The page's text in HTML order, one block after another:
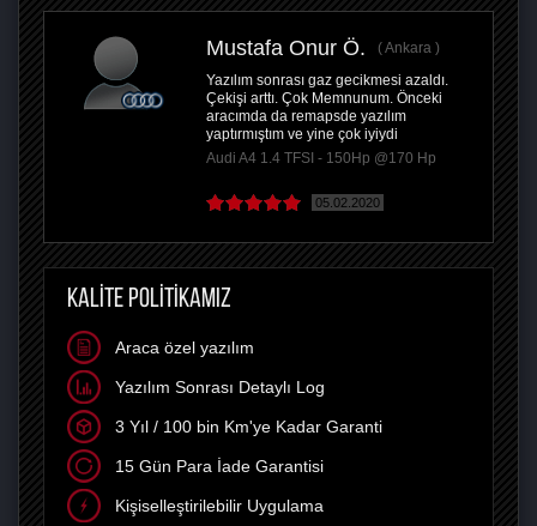
Mustafa Onur Ö.
Ankara
Yazılım sonrası gaz gecikmesi azaldı.
Çekişi arttı. Çok Memnunum. Önceki
aracımda da remapsde yazılım
yaptırmıştım ve yine çok iyiydi
Audi A4 1.4 TFSI - 150Hp @170 Hp
05.02.2020
KALİTE POLİTİKAMIZ
Araca özel yazılım
Yazılım Sonrası Detaylı Log
3 Yıl / 100 bin Km'ye Kadar Garanti
15 Gün Para İade Garantisi
Kişiselleştirilebilir Uygulama